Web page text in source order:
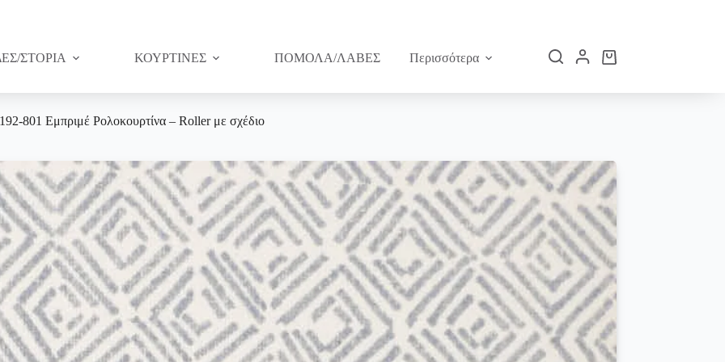
ΣΤΟΡΙΑ ΚΟΥΡΤΙΝΕΣ ΠΟΜΟΛΑ/ΛΑΒΕΣ Περισσότερα
Καλάθι
801 Εμπριμέ Ρολοκουρτίνα – Roller με σχέδιο